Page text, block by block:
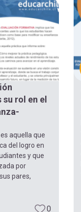
rol en el
aquella que
del logro en
y que
por
pares,
0